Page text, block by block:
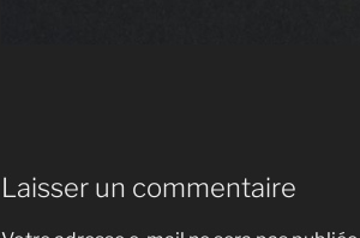
Laisser un commentaire